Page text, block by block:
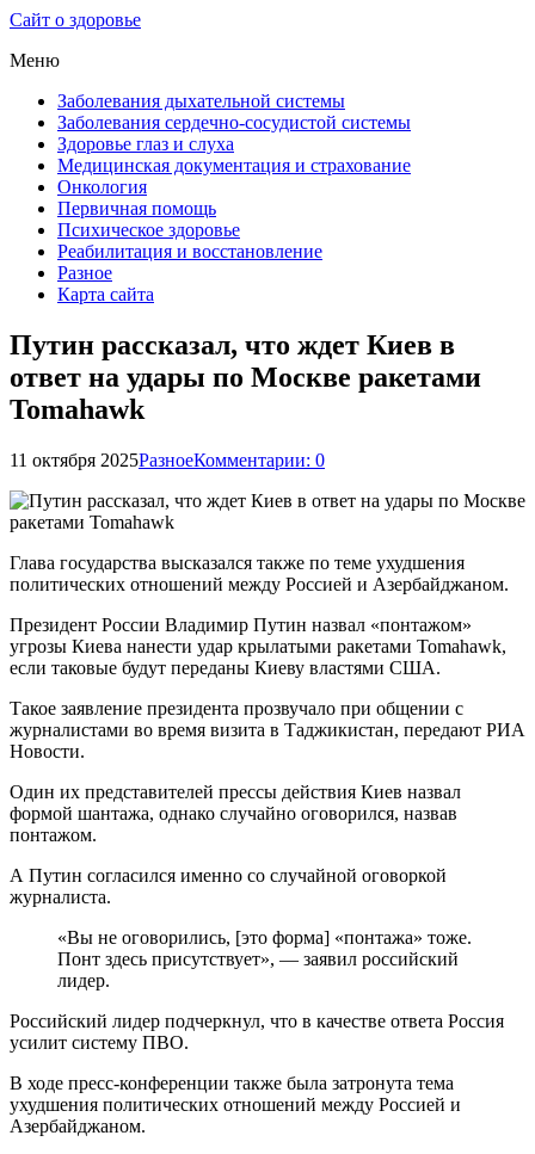
Сайт о здоровье
Меню
Заболевания дыхательной системы
Заболевания сердечно-сосудистой системы
Здоровье глаз и слуха
Медицинская документация и страхование
Онкология
Первичная помощь
Психическое здоровье
Реабилитация и восстановление
Разное
Карта сайта
Путин рассказал, что ждет Киев в
ответ на удары по Москве ракетами
Tomahawk
11 октября 2025РазноеКомментарии: 0
Глава государства высказался также по теме ухудшения
политических отношений между Россией и Азербайджаном.
Президент России Владимир Путин назвал «понтажом»
угрозы Киева нанести удар крылатыми ракетами Tomahawk,
если таковые будут переданы Киеву властями США.
Такое заявление президента прозвучало при общении с
журналистами во время визита в Таджикистан, передают РИА
Новости.
Один их представителей прессы действия Киев назвал
формой шантажа, однако случайно оговорился, назвав
понтажом.
А Путин согласился именно со случайной оговоркой
журналиста.
«Вы не оговорились, [это форма] «понтажа» тоже.
Понт здесь присутствует», — заявил российский
лидер.
Российский лидер подчеркнул, что в качестве ответа Россия
усилит систему ПВО.
В ходе пресс-конференции также была затронута тема
ухудшения политических отношений между Россией и
Азербайджаном.